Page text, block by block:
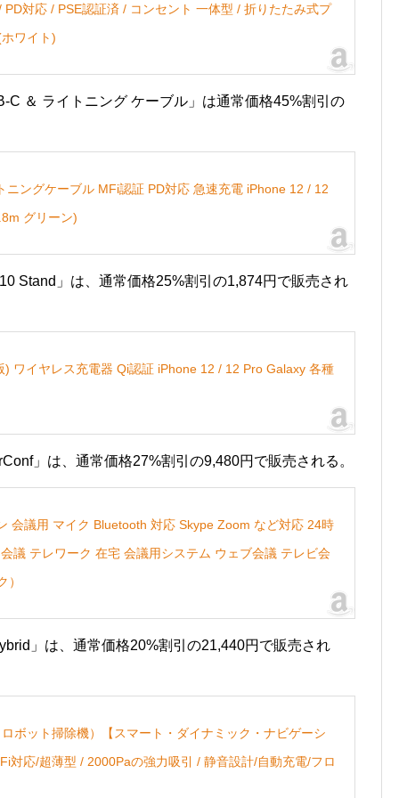
対応 / PSE認証済 / コンセント 一体型 / 折りたたみ式プ
ワイト)
C ＆ ライトニング ケーブル」は通常価格45%割引の
ングケーブル MFi認証 PD対応 急速充電 iPhone 12 / 12
グリーン)
Stand」は、通常価格25%割引の1,874円で販売され
ワイヤレス充電器 Qi認証 iPhone 12 / 12 Pro Galaxy 各種
」は、通常価格27%割引の9,480円で販売される。
会議用 マイク Bluetooth 対応 Skype Zoom など対応 24時
議 テレワーク 在宅 会議用システム ウェブ会議 テレビ会
」は、通常価格20%割引の21,440円で販売され
ボット掃除機）【スマート・ダイナミック・ナビゲーシ
対応/超薄型 / 2000Paの強力吸引 / 静音設計/自動充電/フロ